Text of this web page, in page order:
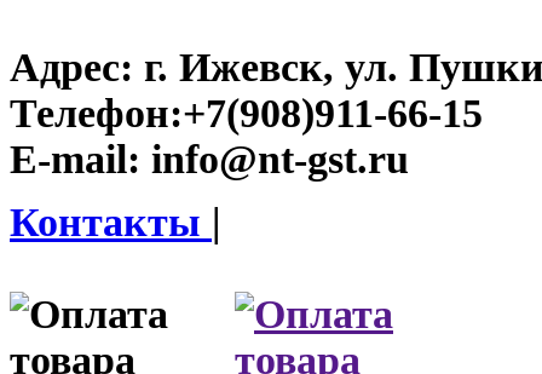
Адрес: г. Ижевск, ул.
Телефон:+7(908)911-66-15
E-mail: info@nt-gst.ru
Контакты |